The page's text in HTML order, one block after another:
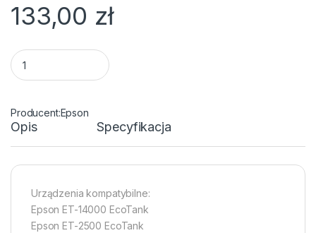
133,00 zł
Tusze Epson 664 T6646 Multipack C/M/Y/K quantity
Epson
Opis Specyfikacja
Urządzenia kompatybilne:
Epson ET-14000 EcoTank
Epson ET-2500 EcoTank